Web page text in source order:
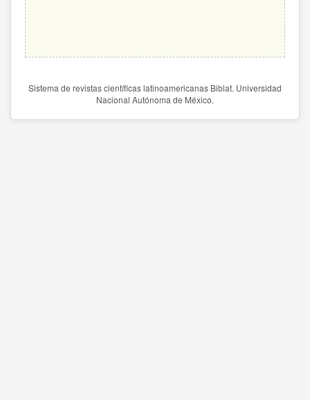
Sistema de revistas científicas latinoamericanas Biblat. Universidad
Nacional Autónoma de México.